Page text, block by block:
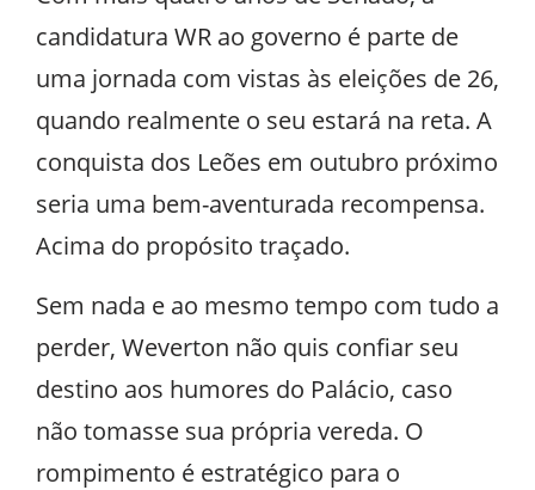
candidatura WR ao governo é parte de
uma jornada com vistas às eleições de 26,
quando realmente o seu estará na reta. A
conquista dos Leões em outubro próximo
seria uma bem-aventurada recompensa.
Acima do propósito traçado.
Sem nada e ao mesmo tempo com tudo a
perder, Weverton não quis confiar seu
destino aos humores do Palácio, caso
não tomasse sua própria vereda. O
rompimento é estratégico para o